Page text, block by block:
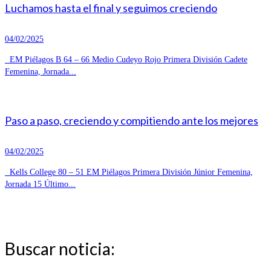
Luchamos hasta el final y seguimos creciendo
04/02/2025
EM Piélagos B 64 – 66 Medio Cudeyo Rojo Primera División Cadete
Femenina, Jornada...
Paso a paso, creciendo y compitiendo ante los mejores
04/02/2025
Kells College 80 – 51 EM Piélagos Primera División Júnior Femenina,
Jornada 15 Último...
Buscar noticia: